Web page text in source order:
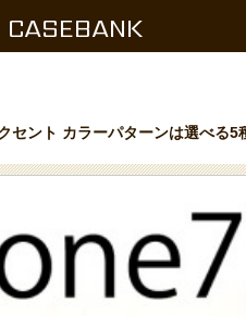
CASEBANK
セント カラーパターンは選べる5